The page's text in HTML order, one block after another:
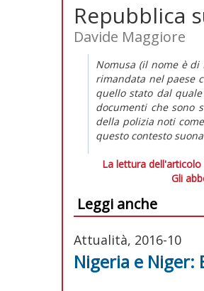
Repubblica
Davide Maggiore
Nomusa (il nome è
rimandata nel paese
quello stato dal
documenti che sono
della polizia noti
questo contesto
La lettura
Gli
Leggi anche
Attualità, 2016-10
Nigeria e Niger: